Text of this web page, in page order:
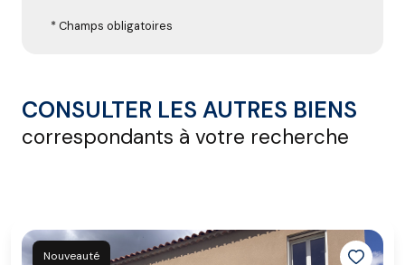
* Champs obligatoires
CONSULTER LES AUTRES BIENS
correspondants à votre recherche
Nouveauté